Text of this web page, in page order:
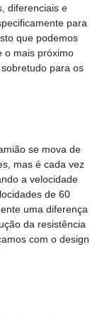
diferenciais e
para
que podemos
o mais próximo
para os
se mova de
mas é cada vez
a velocidade
de 60
uma diferença
da resistência
com o design